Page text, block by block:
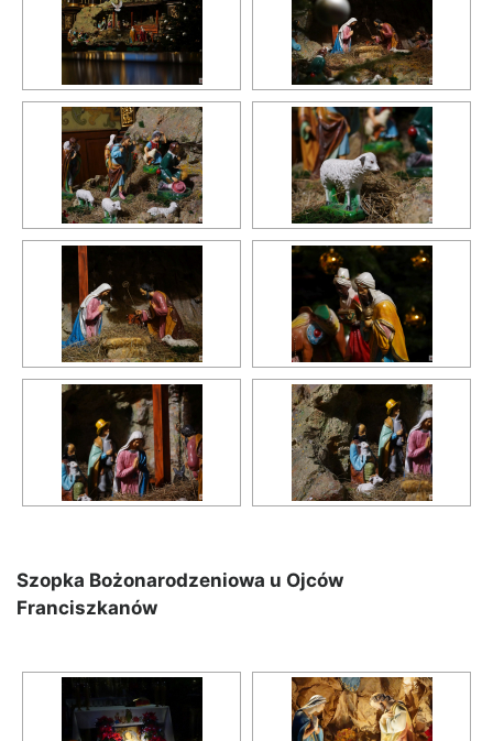
Szopka Bożonarodzeniowa u Ojców
Franciszkanów